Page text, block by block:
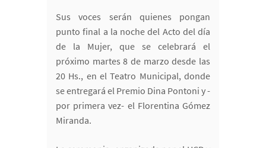
Sus voces serán quienes pongan
punto final a la noche del Acto del día
de la Mujer, que se celebrará el
próximo martes 8 de marzo desde las
20 Hs., en el Teatro Municipal, donde
se entregará el Premio Dina Pontoni y -
por primera vez- el Florentina Gómez
Miranda.